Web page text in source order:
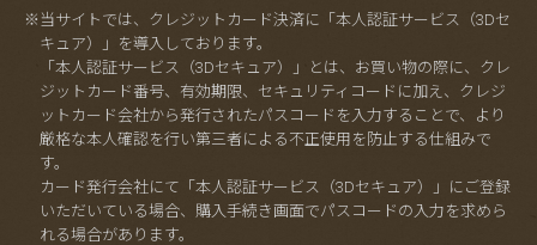
※当サイトでは、クレジットカード決済に「本人認証サービス（3Dセ
キュア）」を導入しております。
「本人認証サービス（3Dセキュア）」とは、お買い物の際に、クレ
ジットカード番号、有効期限、セキュリティコードに加え、クレジ
ットカード会社から発行されたパスコードを入力することで、より
厳格な本人確認を行い第三者による不正使用を防止する仕組みで
す。
カード発行会社にて「本人認証サービス（3Dセキュア）」にご登録
いただいている場合、購入手続き画面でパスコードの入力を求めら
れる場合があります。